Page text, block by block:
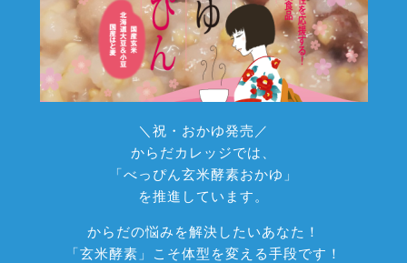
＼祝・おかゆ発売／
からだカレッジでは、
「べっぴん玄米酵素おかゆ」
を推進しています。
からだの悩みを解決したいあなた！
「玄米酵素」こそ体型を変える手段です！